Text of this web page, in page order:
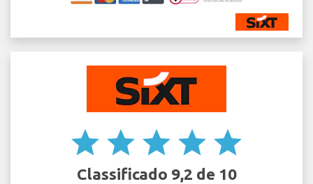
star star star star star
Classificado 9,2 de 10